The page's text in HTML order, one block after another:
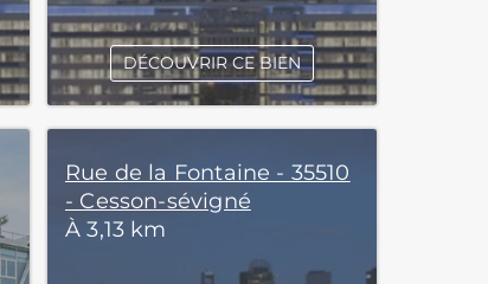
DÉCOUVRIR CE BIEN
Rue de la Fontaine - 35510
- Cesson-sévigné
À 3,13 km